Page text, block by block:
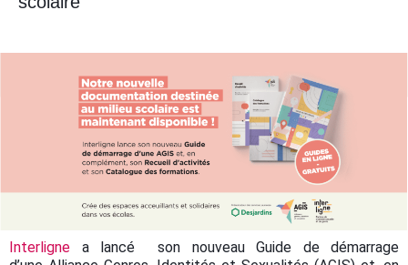
Interligne a lancé son nouveau Guide de démarrage